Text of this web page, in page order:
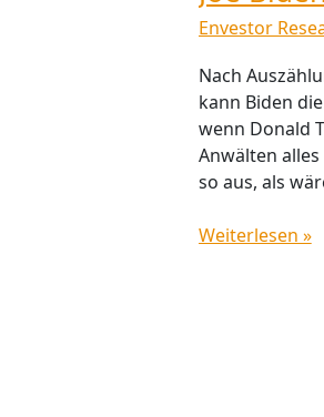
Envestor
Nach
kann Biden
wenn Donald
Anwälten
so aus, als
Weiterlesen »